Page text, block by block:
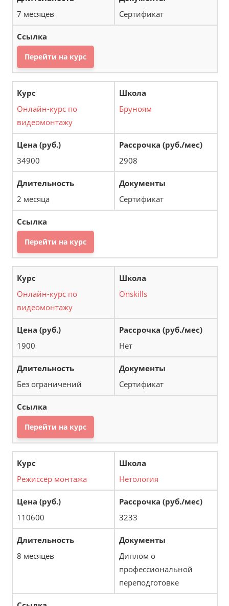
7 месяцев Сертификат
Перейти на курс
Онлайн-курс по
видеомонтажу
Бруноям
34900 2908
2 месяца Сертификат
Перейти на курс
Онлайн-курс по
видеомонтажу
Onskills
1900 Нет
Без ограничений Сертификат
Перейти на курс
Режиссёр монтажа Нетология
110600 3233
8 месяцев
Диплом о
профессиональной
переподготовке